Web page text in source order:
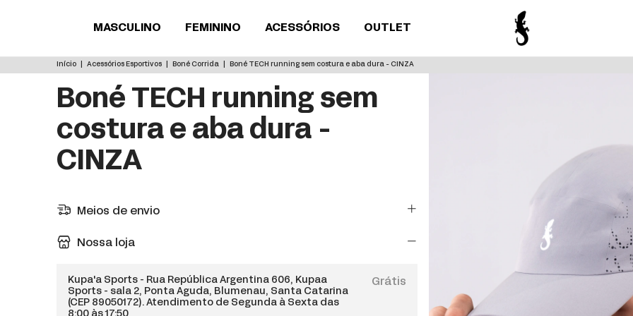
MASCULINO FEMININO ACESSÓRIOS OUTLET
Início Acessórios Esportivos Boné Corrida Boné TECH running sem costura e aba dura - CINZA
Boné TECH running sem
costura e aba dura -
CINZA
Meios de envio
Nossa loja
Kupa'a Sports - Rua República Argentina 606, Kupaa
Sports - sala 2, Ponta Aguda, Blumenau, Santa Catarina
(CEP 89050172). Atendimento de Segunda à Sexta das
8:00 às 17:50
Grátis